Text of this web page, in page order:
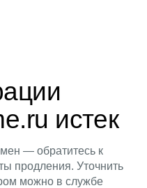
истек
— обратитесь к
продления. Уточнить
можно в службе